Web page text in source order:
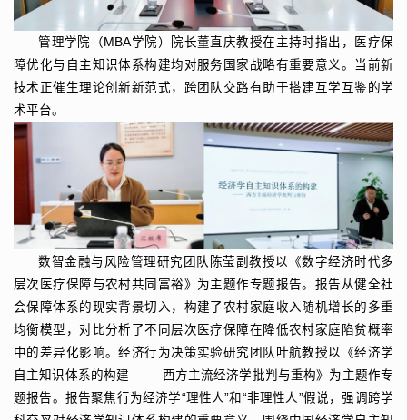
管理学院（MBA学院）院长董直庆教授在主持时指出，医疗保
障优化与自主知识体系构建均对服务国家战略有重要意义。当前新
技术正催生理论创新新范式，跨团队交路有助于搭建互学互鉴的学
术平台。
数智金融与风险管理研究团队陈莹副教授以《数字经济时代多
层次医疗保障与农村共同富裕》为主题作专题报告。报告从健全社
会保障体系的现实背景切入，构建了农村家庭收入随机增长的多重
均衡模型，对比分析了不同层次医疗保障在降低农村家庭陷贫概率
中的差异化影响。经济行为决策实验研究团队叶航教授以《经济学
自主知识体系的构建 —— 西方主流经济学批判与重构》为主题作专
题报告。报告聚焦行为经济学“理性人”和“非理性人”假说，强调跨学